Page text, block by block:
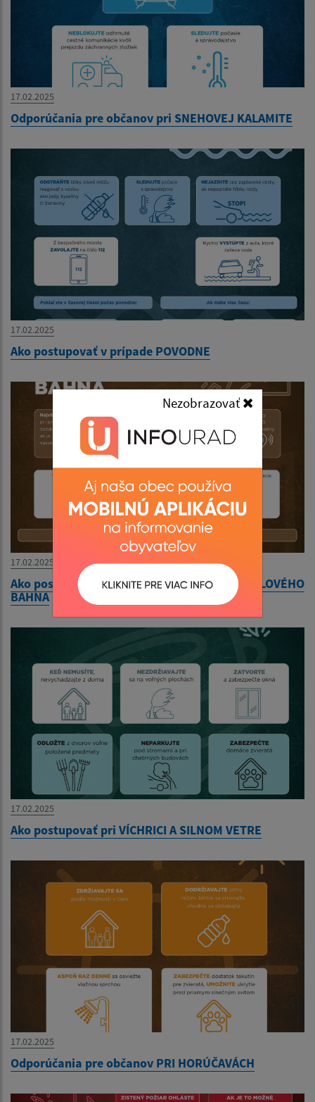
Nezobrazovať
17.02.2025
Odporúčania pre občanov pri SNEHOVEJ KALAMITE
17.02.2025
Ako postupovať v prípade POVODNE
17.02.2025
Ako postupovať pri ZOSUVOCH PÔDY a PRÍVALOVÉHO
BAHNA
17.02.2025
Ako postupovať pri VÍCHRICI A SILNOM VETRE
17.02.2025
Odporúčania pre občanov PRI HORÚČAVÁCH